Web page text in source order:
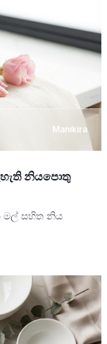
Manikira
නියපොතු
මල් සහිත නිය